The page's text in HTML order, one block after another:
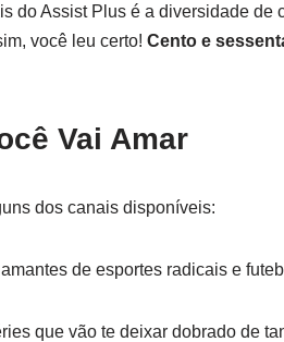
do Assist Plus é a diversidade
você leu certo! Cento e
Vai Amar
dos canais disponíveis:
de esportes radicais e
que vão te deixar dobrado de